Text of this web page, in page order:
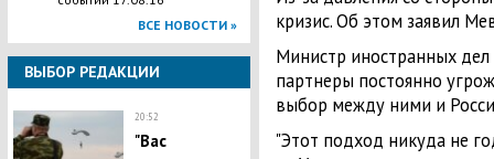
ВСЕ НОВОСТИ »
ВЫБОР РЕДАКЦИИ
20:52
"Вас
кризис. Об этом заявил
Министр иностранных
партнеры постоянно
выбор между ними и
"Этот подход никуда не